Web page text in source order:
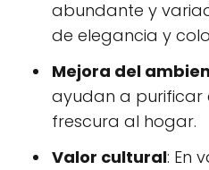
abundante y
de elegancia y
Mejora del
ayudan a purificar
frescura al hogar.
Valor cultural: En